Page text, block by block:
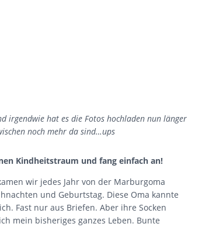
irgendwie hat es die Fotos hochladen nun länger
noch mehr da sind…ups
Kindheitstraum und fang einfach an!
wir jedes Jahr von der Marburgoma
und Geburtstag. Diese Oma kannte
Fast nur aus Briefen. Aber ihre Socken
mein bisheriges ganzes Leben. Bunte